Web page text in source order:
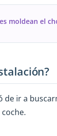
moldean el
de ir a